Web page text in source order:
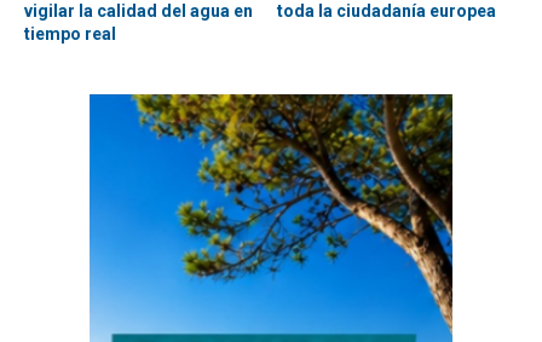
vigilar la calidad del agua en
tiempo real
toda la ciudadanía europea